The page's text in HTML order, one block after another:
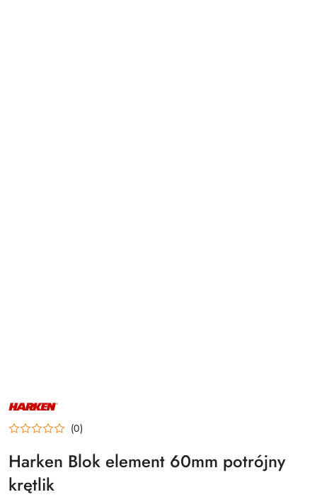
NAZWA
PRODUCENTA:
HARKEN (0)
Harken Blok element 60mm potrójny
krętlik